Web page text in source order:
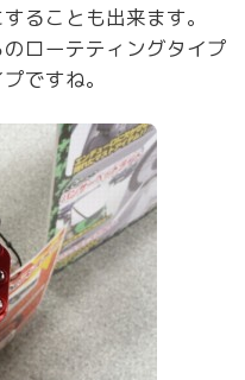
ることも出来ます。
ローテティングタイプ
ですね。